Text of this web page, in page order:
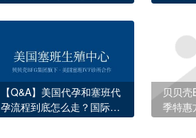
【Q&A】美国代孕和塞班代
孕流程到底怎么走？国际家
贝贝壳
季特惠